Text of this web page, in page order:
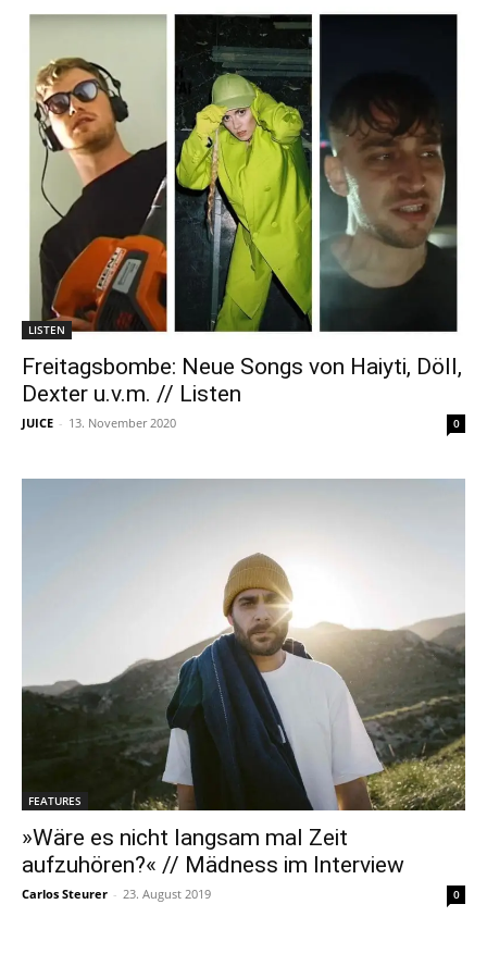
LISTEN
Freitagsbombe: Neue Songs von Haiyti, Döll,
Dexter u.v.m. // Listen
JUICE - 13. November 2020 0
FEATURES
»Wäre es nicht langsam mal Zeit
aufzuhören?« // Mädness im Interview
Carlos Steurer - 23. August 2019 0